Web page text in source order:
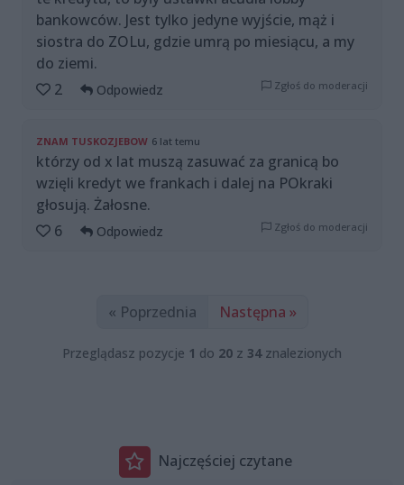
bankowców. Jest tylko jedyne wyjście, mąż i
siostra do ZOLu, gdzie umrą po miesiącu, a my
do ziemi.
2
Odpowiedz Zgłoś do moderacji
ZNAM TUSKOZJEBOW 6 lat temu
którzy od x lat muszą zasuwać za granicą bo
wzięli kredyt we frankach i dalej na POkraki
głosują. Żałosne.
6
Odpowiedz Zgłoś do moderacji
« Poprzednia Następna »
Przeglądasz pozycje 1 do 20 z 34znalezionych
Najczęściej czytane